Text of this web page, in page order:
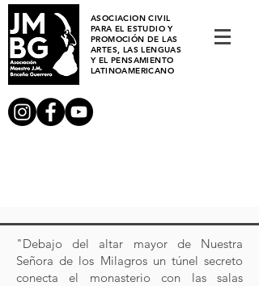
ASOCIACION CIVIL
PARA EL ESTUDIO Y
PROMOCIÓN DE LAS
ARTES, LAS LENGUAS
Y EL PENSAMIENTO
LATINOAMERICANO
"Debajo del altar mayor de Nuestra
Señora de los Milagros un túnel secreto
conecta el monasterio con las salas